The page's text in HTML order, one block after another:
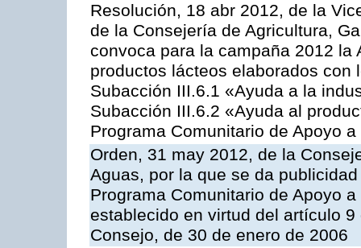
Resolución, 18 abr 2012, de la
de la Consejería de Agricultura,
convoca para la campaña 2012
productos lácteos elaborados
Subacción III.6.1 «Ayuda a la
Subacción III.6.2 «Ayuda al
Programa Comunitario de Apoyo
Orden, 31 may 2012, de la
Aguas, por la que se da
Programa Comunitario de Apoyo
establecido en virtud del artículo
Consejo, de 30 de enero de 2006